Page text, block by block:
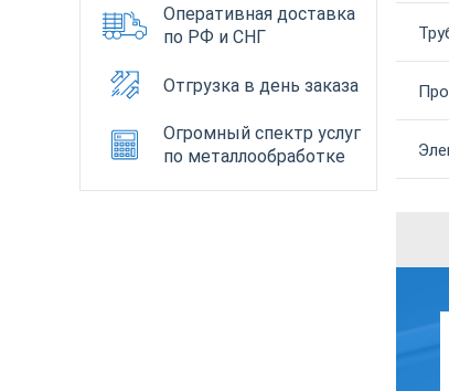
Оперативная доставка
по РФ и СНГ
Отгрузка в день заказа
Огромный спектр услуг
по металлообработке